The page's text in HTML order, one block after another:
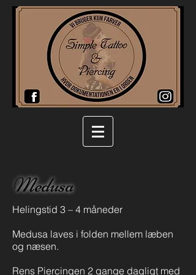
Medusa
Helingstid 3 – 4 måneder
Medusa laves i folden mellem læben
og næsen.
Rens Piercingen 2 gange dagligt med